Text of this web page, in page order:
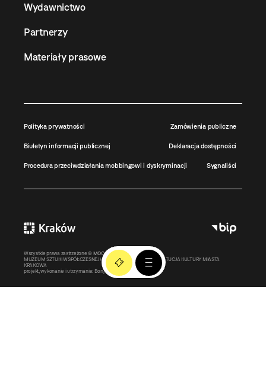
Wydawnictwo
Partnerzy
Materiały prasowe
Polityka prywatności Zamówienia publiczne
Biuletyn informacji publicznej Deklaracja dostępności
Procedura przeciwdziałania mobbingowi i dyskryminacji Sygnaliści
Wszystkie prawa zastrzeżone © MOCAK2011-2026
MUZEUM SZTUKI WSPÓŁCZESNEJ W KRAKOWIE MOCAK – INSTYTUCJA KULTURY MIASTA
KRAKOWA
projekt, wykonanie i utrzymanie: Bonjour.pl